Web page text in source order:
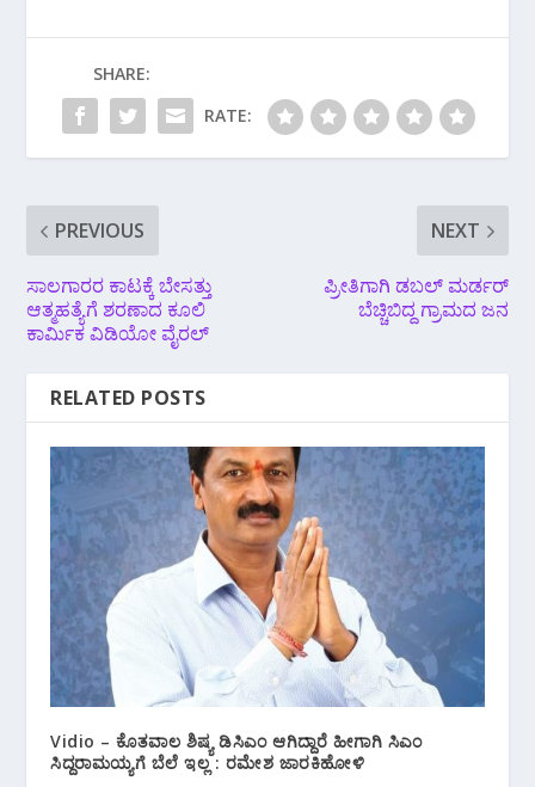
SHARE:
RATE:
PREVIOUS
ಸಾಲಗಾರರ ಕಾಟಕ್ಕೆ ಬೇಸತ್ತು
ಆತ್ಮಹತ್ಯೆಗೆ ಶರಣಾದ ಕೂಲಿ
ಕಾರ್ಮಿಕ ವಿಡಿಯೋ ವೈರಲ್
NEXT
ಪ್ರೀತಿಗಾಗಿ ಡಬಲ್ ಮರ್ಡರ್
ಬೆಚ್ಚಿಬಿದ್ದ ಗ್ರಾಮದ ಜನ
RELATED POSTS
Vidio – ಕೊತವಾಲ ಶಿಷ್ಯ ಡಿಸಿಎಂ ಆಗಿದ್ದಾರೆ ಹೀಗಾಗಿ ಸಿಎಂ
ಸಿದ್ದರಾಮಯ್ಯಗೆ ಬೆಲೆ ಇಲ್ಲ : ರಮೇಶ ಜಾರಕಿಹೋಳಿ